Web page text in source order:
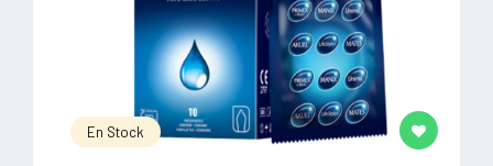
En Stock